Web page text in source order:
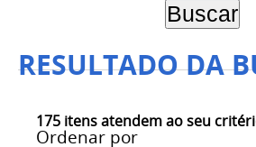
RESULTADO DA
175 itens atendem ao seu
Ordenar por